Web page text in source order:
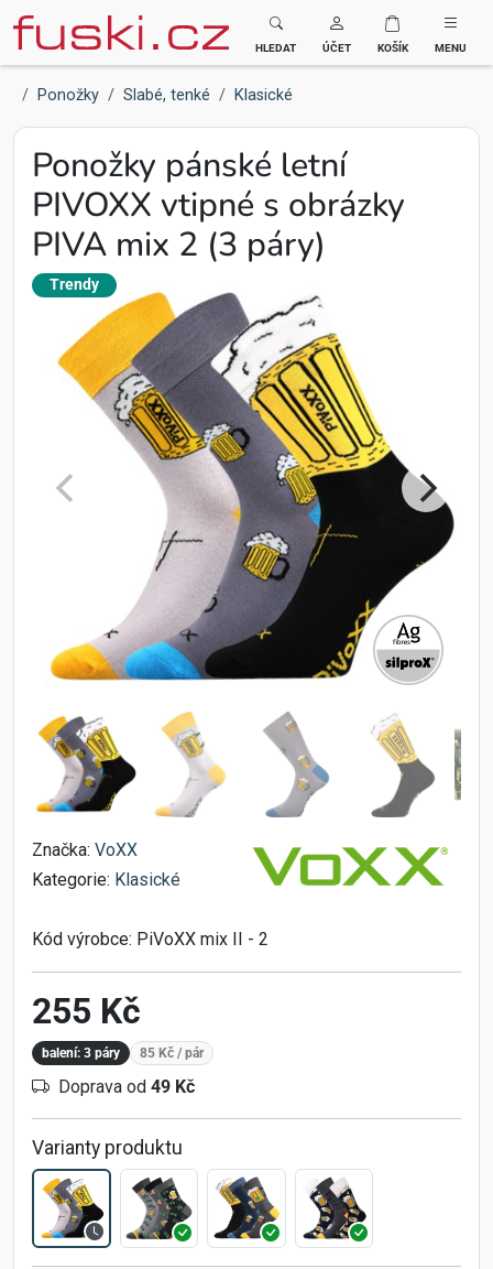
Fuski BOMA
HLEDAT ÚČET KOŠÍK MENU
Ponožky Slabé, tenké Klasické
Ponožky pánské letní
PIVOXX vtipné s obrázky
PIVA mix 2 (3 páry)
Trendy
Značka: VoXX
Kategorie: Klasické
Kód výrobce: PiVoXX mix II - 2
255 Kč
balení: 3 páry 85 Kč / pár
Doprava od 49 Kč
Varianty produktu